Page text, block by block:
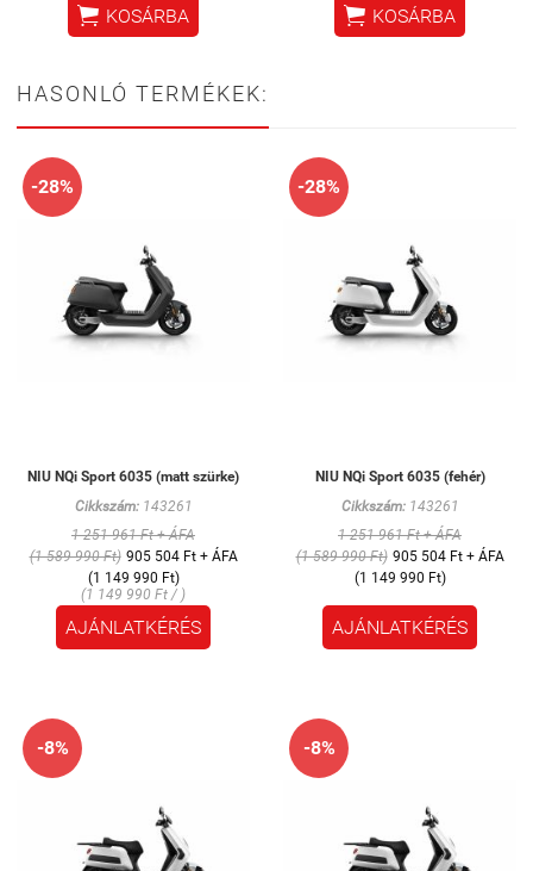
 KOSÁRBA  KOSÁRBA
HASONLÓ TERMÉKEK:
-28%
NIU NQi Sport 6035 (matt szürke)
Cikkszám:143261
1 251 961 Ft + ÁFA
(1 589 990 Ft) 905 504 Ft + ÁFA
(1 149 990 Ft)
(1 149 990 Ft / )
AJÁNLATKÉRÉS
-28%
NIU NQi Sport 6035 (fehér)
Cikkszám:143261
1 251 961 Ft + ÁFA
(1 589 990 Ft) 905 504 Ft + ÁFA
(1 149 990 Ft)
AJÁNLATKÉRÉS
-8% -8%